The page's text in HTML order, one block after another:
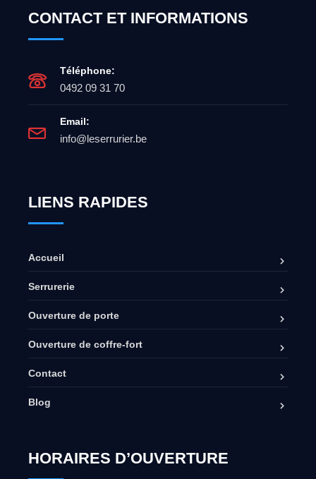
CONTACT ET INFORMATIONS
Téléphone:
0492 09 31 70
Email:
info@leserrurier.be
LIENS RAPIDES
Accueil
Serrurerie
Ouverture de porte
Ouverture de coffre-fort
Contact
Blog
HORAIRES D’OUVERTURE